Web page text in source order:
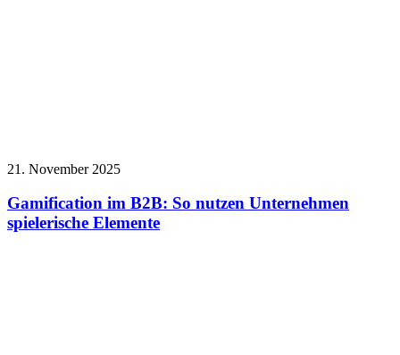
21. November 2025
Gamification im B2B: So nutzen Unternehmen
spielerische Elemente